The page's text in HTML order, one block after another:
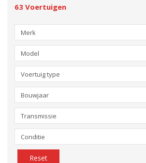
63 Voertuigen
Merk
Model
Voertuig type
Bouwjaar
Transmissie
Conditie
Reset